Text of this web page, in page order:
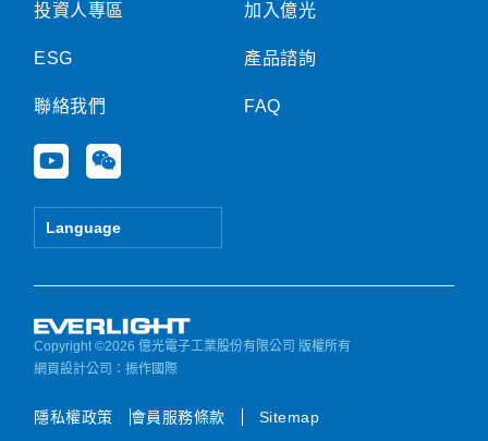
投資人專區
ESG
聯絡我們
Y
o
u
e
W
e
i
Language
加入億光
產品諮詢
FAQ
Copyright ©2026 億光電子工業股份有限公司 版權所有
網頁設計公司 ：振作國際
隱私權政策 會員服務條款 Sitemap